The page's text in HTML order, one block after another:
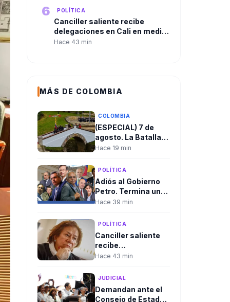
6 POLÍTICA
Canciller saliente recibe
delegaciones en Cali en medio
del rechazo de algunas que ha
Hace 43 min
MÁS DE COLOMBIA
COLOMBIA
(ESPECIAL) 7 de
agosto. La Batalla
de Boyacá, el origen
y la fecha que
marca cada cambio
de gobierno en
Colombia
Hace 19 min
POLÍTICA
Adiós al Gobierno
Petro. Termina un
mandato marcado
los
cuestionamientos
Hace 39 min
POLÍTICA
Canciller saliente
recibe
delegaciones en
rechazo de algunas
cambios en el
Hace 43 min
JUDICIAL
Demandan ante el
Consejo de Estado